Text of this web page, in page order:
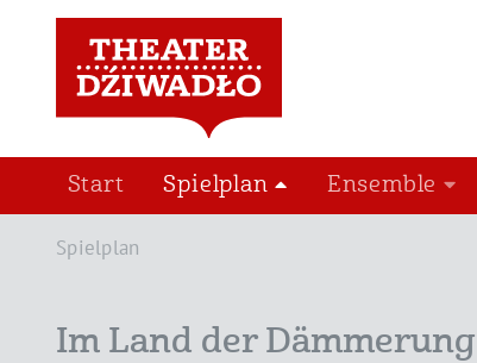
Start Spielplan Ensemble
Spielplan
Im Land der Dämmerung